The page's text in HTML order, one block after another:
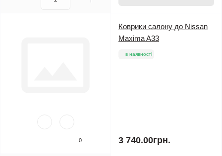
0
Коврики салону до Nissan
Maxima A33
в наявності
3 740.00грн.